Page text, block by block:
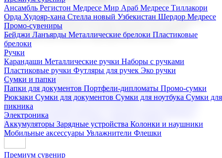
Ансамбль Регистон Медресе Мир Араб Медресе Тиллакори
Орда Худояр-хана Стелла новый Узбекистан Шердор Медресе
Промо-сувениры
Бейджи Ланъярды Металлические брелоки Пластиковые
брелоки
Ручки
Карандаши Металлические ручки Наборы с ручками
Пластиковые ручки Футляры для ручек Эко ручки
Сумки и папки
Папки для документов Портфели-дипломаты Промо-сумки
Рюкзаки Сумки для документов Сумки для ноутбука Сумки для
пикника
Электроника
Аккумуляторы Зарядные устройства Колонки и наушники
Мобильные аксессуары Увлажнители Флешки
Мы предлагаем широкий выбор корпоративных подарков и
сувениров с логотипом. В нашем каталоге вы найдете
продукцию для бизнеса, мероприятия и клиентов.
Подарочные наборы
Бизнес наборыКофейные наборы Кошельки
Наборы из кожиНаборы ручекНаборы с аккумуляторами
Наборы с бутылками для воды
Наборы с ежедневниками
Наборы с кружками
флешкамиНовогодние наборыЧайные наборы
Премиум сувенир